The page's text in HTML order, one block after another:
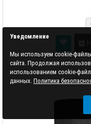
-
Уведомление
Мы используем cookie-
сайта. Продолжая
использованием cookie-
данных. Политика